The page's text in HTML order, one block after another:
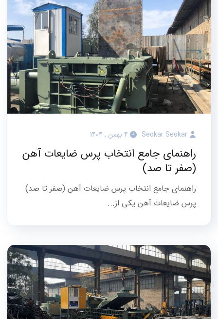
Seokar Seokar 4 بهمن , 1404
راهنمای جامع انتخاب پرس ضایعات آهن
(صفر تا صد)
راهنمای جامع انتخاب پرس ضایعات آهن (صفر تا صد)
پرس ضایعات آهن یکی از...